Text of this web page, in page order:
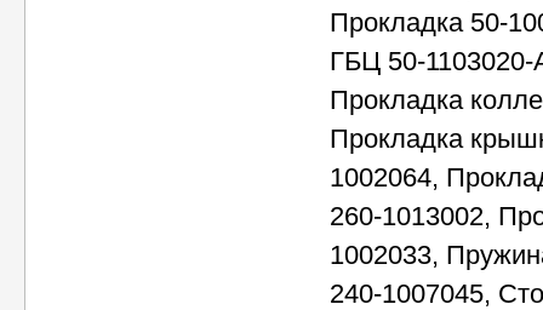
Прокладка 50-
ГБЦ 50-1103020-
Прокладка
Прокладка
1002064,
260-1013002,
1002033,
240-1007045,